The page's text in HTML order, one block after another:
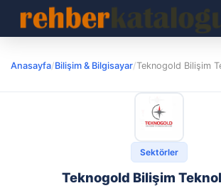
Anasayfa/Bilişim & Bilgisayar/Teknogold Bilişim
Sektörler
Teknogold Bilişim